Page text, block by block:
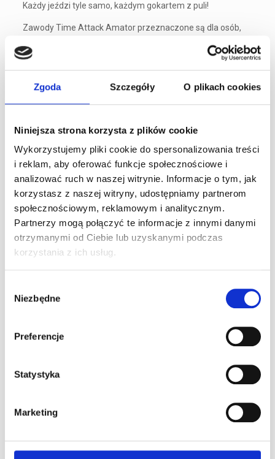
Zgoda Szczegóły O plikach cookies
Niniejsza strona korzysta z plików cookie
Wykorzystujemy pliki cookie do spersonalizowania treści
i reklam, aby oferować funkcje społecznościowe i
analizować ruch w naszej witrynie. Informacje o tym, jak
korzystasz z naszej witryny, udostępniamy partnerom
społecznościowym, reklamowym i analitycznym.
Partnerzy mogą połączyć te informacje z innymi danymi
otrzymanymi od Ciebie lub uzyskanymi podczas
korzystania z ich usług.
zgody
Niezbędne
Preferencje
Statystyka
Marketing
Każdy jeździ tyle samo, każdym gokartem z puli!
Zawody Time Attack Amator przeznaczone są dla osób,
organizowanych na naszym torze.
2 miejsce – zniżka 40 zł na kręgle Hulakula + puchar
3 miejsce – zniżka 40 zł na kręgle Hulakula + puchar
Cena:249 zł
Regulamin – Zawody Time Attack amator (kliknij)
Termin zgłoszeń i płatności: 21.03.2019 r.
ZAPISY:
A1Karting – Wyższy Poziom Kartingu
www.a1karting.pl
0
24h Le Mans – przewodnik po największym
30 lipca 2026
zdobywa i kto jest rekordzistą